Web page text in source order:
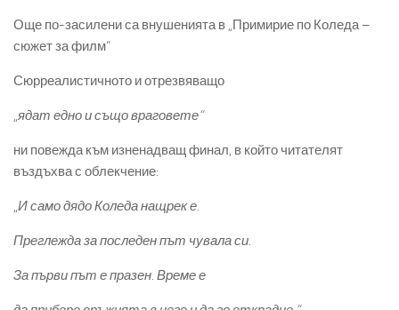
Още по-засилени са внушенията в „Примирие по Коледа –
сюжет за филм“
Сюрреалистичното и отрезвяващо
„ядат едно и също враговете“
ни повежда към изненадващ финал, в който читателят
въздъхва с облекчение:
„И само дядо Коледа нащрек е.
Преглежда за последен път чувала си.
За първи път е празен. Време е